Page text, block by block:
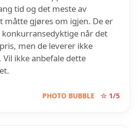
tid og det meste av
måtte gjøres om igjen. De er
konkurransedyktige når det
men de leverer ikke
Vil ikke anbefale dette
PHOTO BUBBLE ☆ 1/5